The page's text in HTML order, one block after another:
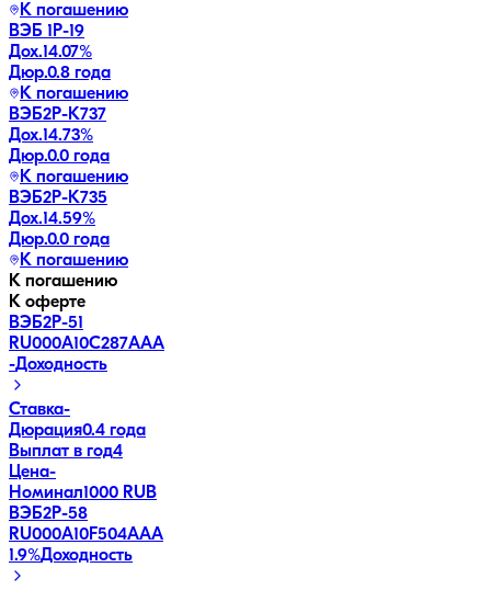
К погашению
ВЭБ 1P-19
Дох.14.07%
Дюр.0.8 года
К погашению
ВЭБ2Р-К737
Дох.14.73%
Дюр.0.0 года
К погашению
ВЭБ2Р-К735
Дох.14.59%
Дюр.0.0 года
К погашению
К погашению
К оферте
ВЭБ2Р-51
RU000A10C287AAA
-Доходность
Ставка-
Дюрация0.4 года
Выплат в год4
Цена-
Номинал1000 RUB
ВЭБ2Р-58
RU000A10F504AAA
1.9%Доходность